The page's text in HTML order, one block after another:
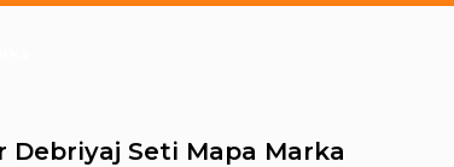
Debriyaj Seti Mapa Marka